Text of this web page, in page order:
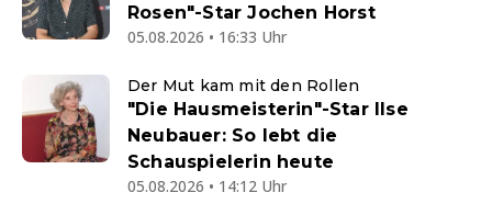
Rosen"-Star Jochen Horst
05.08.2026 • 16:33 Uhr
Der Mut kam mit den Rollen
"Die Hausmeisterin"-Star Ilse
Neubauer: So lebt die
Schauspielerin heute
05.08.2026 • 14:12 Uhr